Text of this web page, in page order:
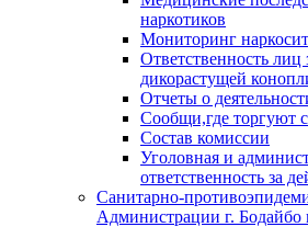
наркотиков
Мониторинг
Ответственность
дикорастущей
Отчеты о
Сообщи,где торгуют
Состав комиссии
Уголовная и
ответственность за
Санитарно-
Администрации г.